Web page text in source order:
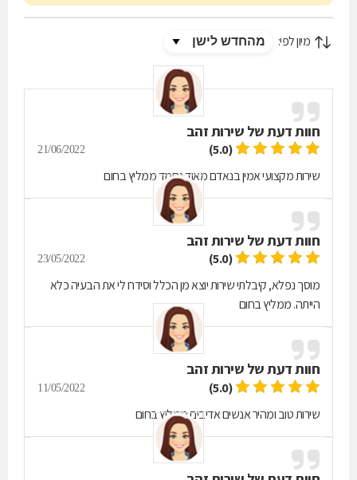
מיון לפי:
חוות דעת של שירות זהב
(5.0)
21/06/2022
שירות מקצועי אמין בנאדם מאוד נחמד ממליץ בחום
חוות דעת של שירות זהב
(5.0)
23/05/2022
מוסך נפלא, קיבלתי שירות יוצא מן הכלל וסידרו לי את הבעיה כלא
הייתה. ממליץ בחום
חוות דעת של שירות זהב
(5.0)
11/05/2022
שירות טוב ומהיר אנשים אדיבים ממליץ בחום